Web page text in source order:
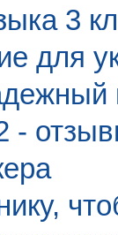
3
для
-